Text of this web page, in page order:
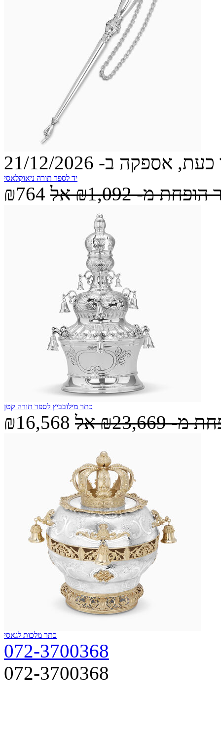
אספקה ב- 21/12/2026
יד לספר תורה ניאוקלאסי
₪764 הופחת מ-₪1,092 אל
כתר מילובביץ לספר תורה קטן
₪16,568 מ-₪23,669 אל
כתר מלכות לגאסי
072-3700368
072-3700368